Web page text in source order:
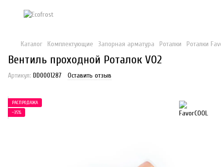
Каталог Комплектующие Запорная арматура Роталки Роталки
Вентиль проходной Роталок V02
Артикул: DD0001287 Оставить отзыв
РАСПРОДАЖА
−35%